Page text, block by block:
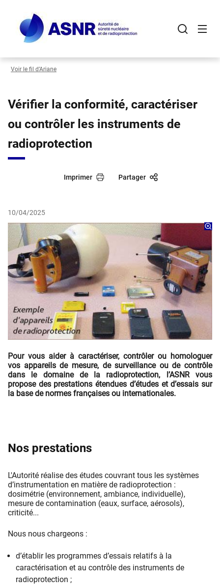
contenu
principal
Voir le fil d’Ariane
Vérifier la conformité, caractériser
ou contrôler les instruments de
radioprotection
Imprimer Partager
10/04/2025
Pour vous aider à caractériser, contrôler ou homologuer
vos appareils de mesure, de surveillance ou de contrôle
dans le domaine de la radioprotection, l’ASNR vous
propose des prestations étendues d’études et d’essais sur
la base de normes françaises ou internationales.
Nos prestations
L'Autorité réalise des études couvrant tous les systèmes
d’instrumentation en matière de radioprotection :
dosimétrie (environnement, ambiance, individuelle),
mesure de contamination (eaux, surface, aérosols),
criticité...
Nous nous chargeons :
d’établir les programmes d’essais relatifs à la
caractérisation et au contrôle des instruments de
radioprotection ;